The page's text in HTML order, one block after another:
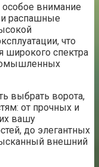
внимание
распашные
что
спектра
выбрать ворота,
от прочных и
вашу
до элегантных
внешний